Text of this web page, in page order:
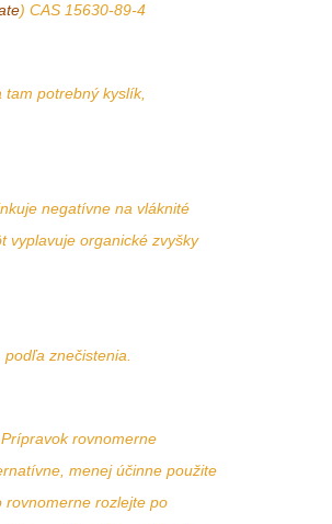
) CAS 15630-89-4
potrebný kyslík,
negatívne na vláknité
vyplavuje organické zvyšky
podľa znečistenia.
rovnomerne
menej účinne použite
rozlejte po